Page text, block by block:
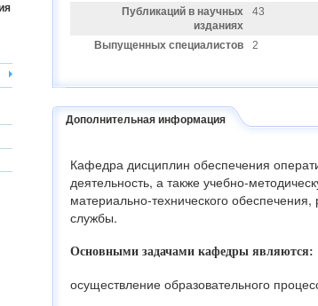
Публикаций в научных
изданиях
43
Выпущенных специалистов 2
Дополнительная информация
Кафедра дисциплин обеспечения
деятельность, а также учебно-
материально-технического
службы.
Основными задачами кафедры являются:
осуществление образовательного